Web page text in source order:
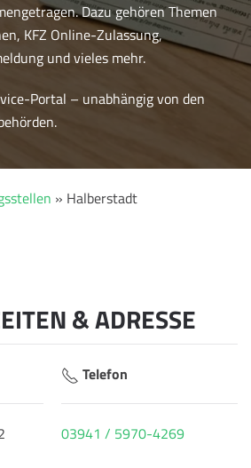
Dazu gehören Themen
KFZ Online-Zulassung,
und vieles mehr.
Portal – unabhängig von den
» Halberstadt
& ADRESSE
Telefon
03941 / 5970-4269